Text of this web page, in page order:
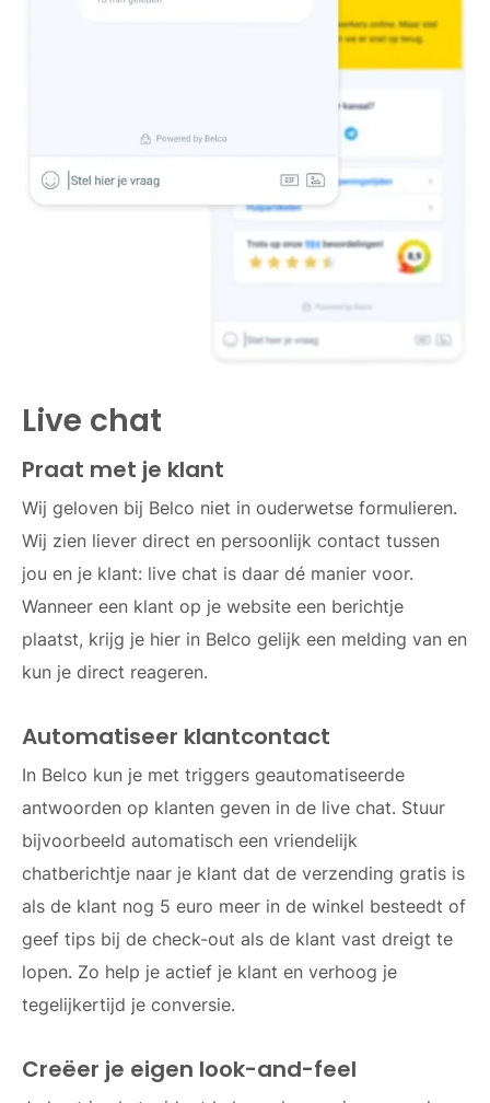
Live chat
Praat met je klant
Wij geloven bij Belco niet in ouderwetse formulieren.
Wij zien liever direct en persoonlijk contact tussen
jou en je klant: live chat is daar dé manier voor.
Wanneer een klant op je website een berichtje
plaatst, krijg je hier in Belco gelijk een melding van en
kun je direct reageren.
Automatiseer klantcontact
In Belco kun je met triggers geautomatiseerde
antwoorden op klanten geven in de live chat. Stuur
bijvoorbeeld automatisch een vriendelijk
chatberichtje naar je klant dat de verzending gratis is
als de klant nog 5 euro meer in de winkel besteedt of
geef tips bij de check-out als de klant vast dreigt te
lopen. Zo help je actief je klant en verhoog je
tegelijkertijd je conversie.
Creëer je eigen look-and-feel